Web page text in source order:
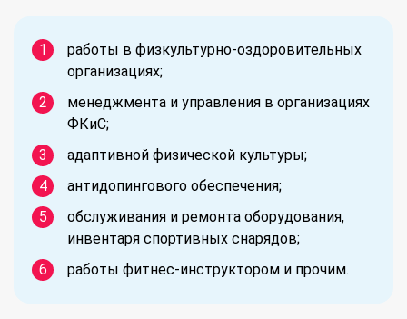
работы в физкультурно-оздоровительных
организациях;
менеджмента и управления в организациях
ФКиС;
адаптивной физической культуры;
антидопингового обеспечения;
обслуживания и ремонта оборудования,
инвентаря спортивных снарядов;
работы фитнес-инструктором и прочим.